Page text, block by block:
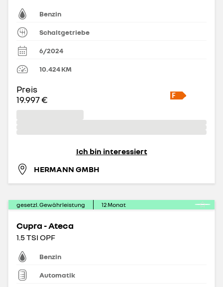
Benzin
Schaltgetriebe
6/2024
10.424KM
Preis
19.997 €
Ich bin interessiert
HERMANN GMBH
gesetzl. Gewährleistung 12Monat
Cupra - Ateca
1.5 TSI OPF
Benzin
Automatik